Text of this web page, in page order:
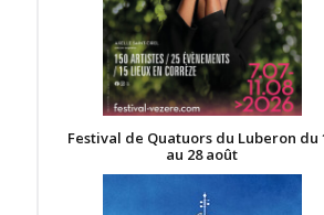
Festival de Quatuors du Luberon du
au 28 août